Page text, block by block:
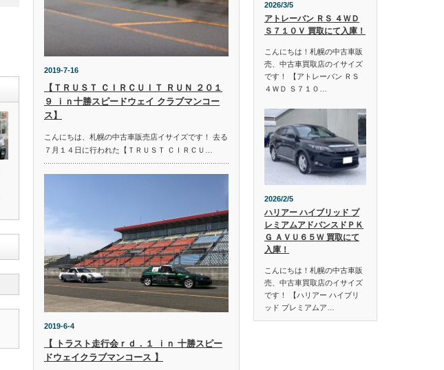
2019-7-16
【ＴＲＵＳＴ ＣＩＲＣＵＩＴ ＲＵＮ ２０１
９ ｉｎ十勝スピードウェイ クラブマンコー
ス】
こんにちは、札幌の中古車販売店イサイズです！ 去る
７月１４日に行われた【ＴＲＵＳＴ ＣＩＲＣＵ…
2019-6-4
【 トラスト走行会ｒｄ．１ ｉｎ 十勝スピー
ドウェイクラブマンコース 】
2026/3/5
アトレーバン ＲＳ ４ＷＤ
Ｓ７１０Ｖ 買取にて入庫！
こんにちは！札幌の中古車販
売、中古車買取店のイサイズ
です！ 【アトレーバン ＲＳ
４ＷＤ Ｓ７１０…
2026/2/5
ハリアー ハイブリッド プ
レミアムアドバンスドＰＫ
Ｇ ＡＶＵ６５Ｗ 買取にて
入庫！
こんにちは！札幌の中古車販
売、中古車買取店のイサイズ
です！ 【ハリアー ハイブリ
ッド プレミアムア…